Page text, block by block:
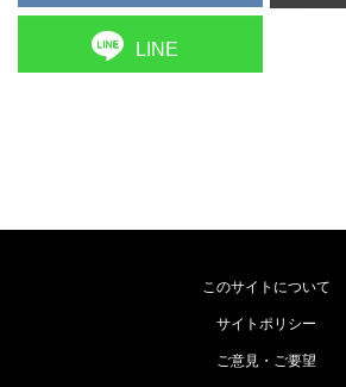
LINE
このサイトについて
サイトポリシー
ご意見・ご要望